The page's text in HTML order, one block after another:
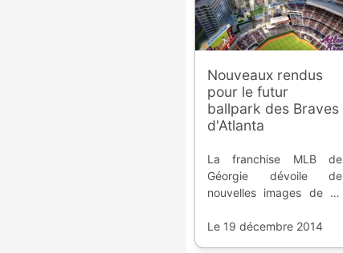
Nouveaux rendus
pour le futur
ballpark des Braves
d'Atlanta
La franchise MLB de
Géorgie dévoile de
nouvelles images de sa
SunTrust Park, centrée
Le 19 décembre 2014